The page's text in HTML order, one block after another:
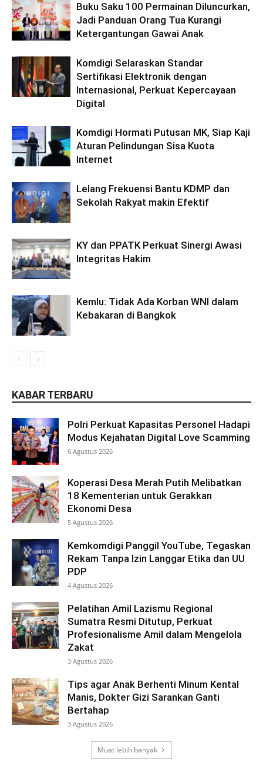
Buku Saku 100 Permainan Diluncurkan,
Jadi Panduan Orang Tua Kurangi
Ketergantungan Gawai Anak
Komdigi Selaraskan Standar
Sertifikasi Elektronik dengan
Internasional, Perkuat Kepercayaan
Digital
Komdigi Hormati Putusan MK, Siap Kaji
Aturan Pelindungan Sisa Kuota
Internet
Lelang Frekuensi Bantu KDMP dan
Sekolah Rakyat makin Efektif
KY dan PPATK Perkuat Sinergi Awasi
Integritas Hakim
Kemlu: Tidak Ada Korban WNI dalam
Kebakaran di Bangkok
KABAR TERBARU
Polri Perkuat Kapasitas Personel Hadapi
Modus Kejahatan Digital Love Scamming
6 Agustus 2026
Koperasi Desa Merah Putih Melibatkan
18 Kementerian untuk Gerakkan
Ekonomi Desa
5 Agustus 2026
Kemkomdigi Panggil YouTube, Tegaskan
Rekam Tanpa Izin Langgar Etika dan UU
PDP
4 Agustus 2026
Pelatihan Amil Lazismu Regional
Sumatra Resmi Ditutup, Perkuat
Profesionalisme Amil dalam Mengelola
Zakat
3 Agustus 2026
Tips agar Anak Berhenti Minum Kental
Manis, Dokter Gizi Sarankan Ganti
Bertahap
3 Agustus 2026
Muat lebih banyak